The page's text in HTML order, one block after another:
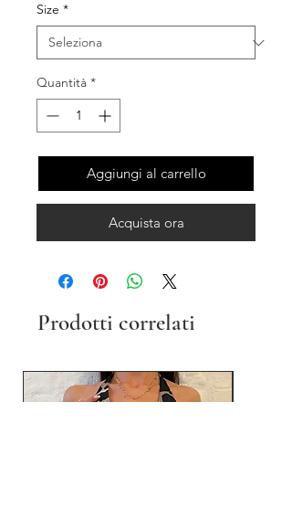
Size *
Quantità *
Aggiungi al carrello
Acquista ora
Prodotti correlati